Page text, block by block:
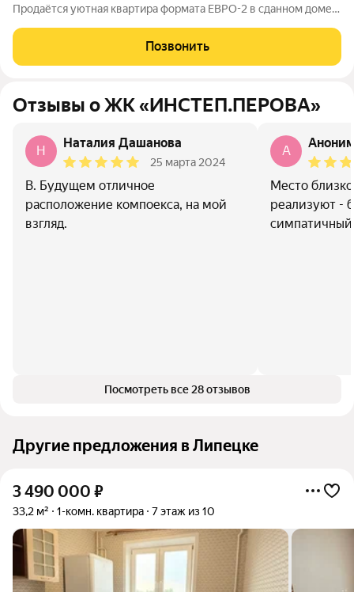
Продаётся уютная квартира формата ЕВРО-2 в сданном доме
квартира - реальная, не рендер! Совмещённая кухня-гостиная -
15,84 кв.м. Спальня -
Позвонить
Отзывы о ЖК «ИНСТЕП.ПЕРОВА»
Н
Наталия Дашанова
25 марта 2024
В. Будущем отличное
расположение компоекса, на мой
взгляд.
A
Место
реализуют -
симпатичный
Посмотреть все 28 отзывов
Другие предложения в Липецке
3 490 000 ₽
33,2 м² 1-комн. квартира 7 этаж из 10